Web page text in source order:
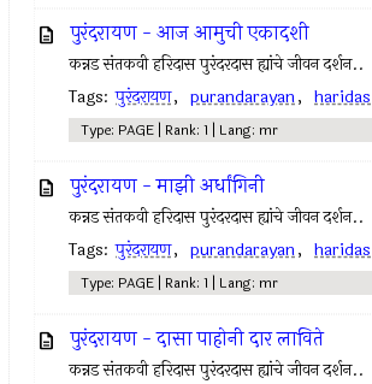
पुरंदरायण - आज आमुची एकादशी
कन्नड संतकवी हरिदास पुरंदरदास ह्यांचे जीवन दर्शन..
Tags: पुरंदरायण, purandarayan, haridas
Type: PAGE | Rank: 1 | Lang: mr
पुरंदरायण - माझी अर्धांगिनी
कन्नड संतकवी हरिदास पुरंदरदास ह्यांचे जीवन दर्शन..
Tags: पुरंदरायण, purandarayan, haridas
Type: PAGE | Rank: 1 | Lang: mr
पुरंदरायण - दासा पाहोनी दार लाविते
कन्नड संतकवी हरिदास पुरंदरदास ह्यांचे जीवन दर्शन..